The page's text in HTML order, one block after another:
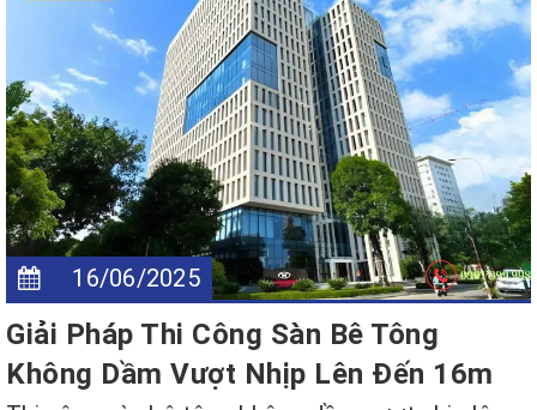
16/06/2025
Giải Pháp Thi Công Sàn Bê Tông
Không Dầm Vượt Nhịp Lên Đến 16m